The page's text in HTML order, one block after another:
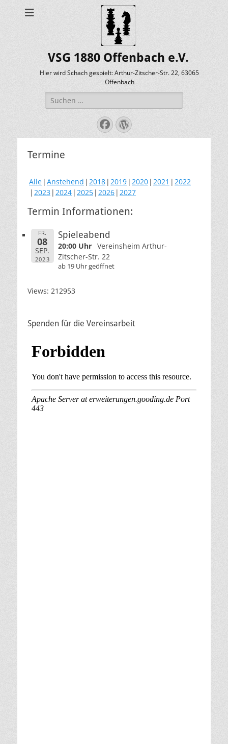
VSG 1880 Offenbach e.V.
Hier wird Schach gespielt: Arthur-Zitscher-Str. 22, 63065
Offenbach
Suche
nach:
Facebook
WordPress
Termine
Alle Anstehend 2018 2019 2020 2021
2022
2023 2024 2025 2026 2027
Termin Informationen:
FR.
08
SEP.
2023
Spieleabend
20:00 Uhr Vereinsheim Arthur-
Zitscher-Str. 22
ab 19 Uhr geöffnet
Views: 212953
Spenden für die Vereinsarbeit